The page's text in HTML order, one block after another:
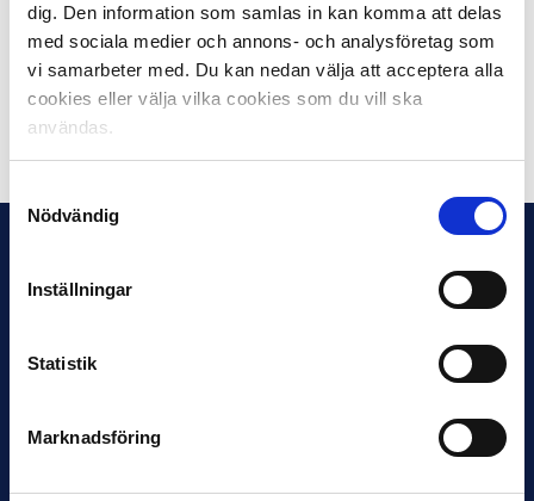
dig. Den information som samlas in kan komma att delas
med sociala medier och annons- och analysföretag som
vi samarbeter med. Du kan nedan välja att acceptera alla
cookies eller välja vilka cookies som du vill ska
användas.
Nödvändig
Inställningar
Statistik
Marknadsföring
Filip Dagerstål, IFK Norrköping
Tesfaldet Tekie, Östersunds FK
Muamer Tankovic, Hammarby IF
Dela på Facebook